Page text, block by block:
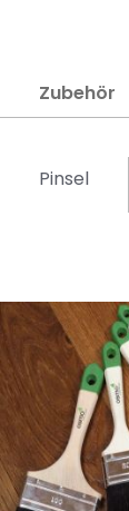
Zubehör
Pinsel